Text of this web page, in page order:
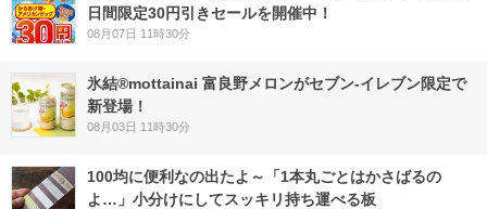
日間限定30円引きセールを開催中！
08月07日 11時30分
氷結®mottainai 富良野メロンがセブン‐イレブン限定で
新登場！
08月03日 11時30分
100均に便利なの出たよ～「1本丸ごとはかさばるの
よ…」小分けにしてスッキリ持ち運べる板